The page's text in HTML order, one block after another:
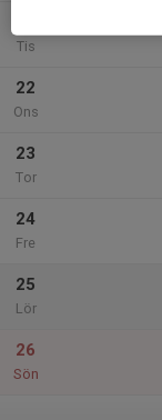
Tis
22
Ons
23
Tor
24
Fre
25
Lör
26
Sön